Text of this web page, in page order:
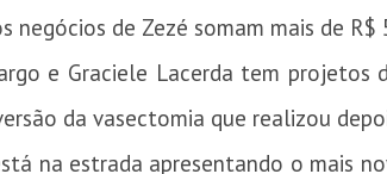
negócios de Zezé somam mais de
e Graciele Lacerda tem
da vasectomia que realizou
na estrada apresentando o mais